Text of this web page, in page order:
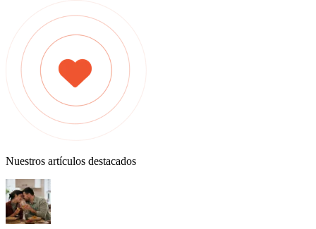
Nuestros artículos destacados